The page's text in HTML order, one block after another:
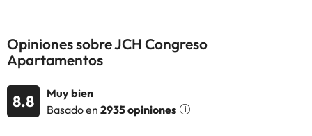
Opiniones sobre JCH Congreso
Apartamentos
8.8
Muy bien
Basado en 2935 opiniones